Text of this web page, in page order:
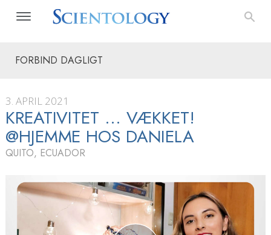
FORBIND DAGLIGT
3. APRIL 2021
KREATIVITET … VÆKKET!
@HJEMME HOS DANIELA
QUITO, ECUADOR